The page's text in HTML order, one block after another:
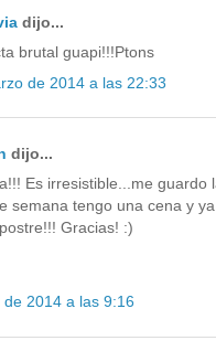
dijo...
brutal guapi!!!Ptons
de 2014 a las 22:33
dijo...
Es irresistible...me guardo
semana tengo una cena y
Gracias! :)
de 2014 a las 9:16